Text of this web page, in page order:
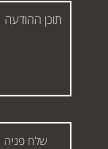
שלח פניה